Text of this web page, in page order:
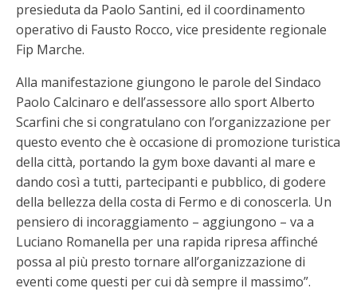
presieduta da Paolo Santini, ed il coordinamento
operativo di Fausto Rocco, vice presidente regionale
Fip Marche.
Alla manifestazione giungono le parole del Sindaco
Paolo Calcinaro e dell’assessore allo sport Alberto
Scarfini che si congratulano con l’organizzazione per
questo evento che è occasione di promozione turistica
della città, portando la gym boxe davanti al mare e
dando così a tutti, partecipanti e pubblico, di godere
della bellezza della costa di Fermo e di conoscerla. Un
pensiero di incoraggiamento – aggiungono – va a
Luciano Romanella per una rapida ripresa affinché
possa al più presto tornare all’organizzazione di
eventi come questi per cui dà sempre il massimo”.